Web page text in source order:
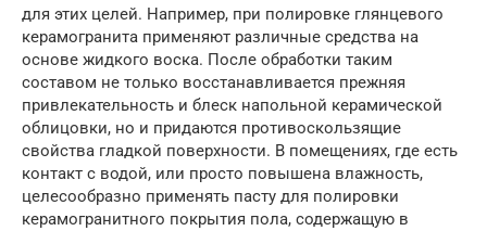
для этих целей. Например, при полировке глянцевого
керамогранита применяют различные средства на
основе жидкого воска. После обработки таким
составом не только восстанавливается прежняя
привлекательность и блеск напольной керамической
облицовки, но и придаются противоскользящие
свойства гладкой поверхности. В помещениях, где есть
контакт с водой, или просто повышена влажность,
целесообразно применять пасту для полировки
керамогранитного покрытия пола, содержащую в